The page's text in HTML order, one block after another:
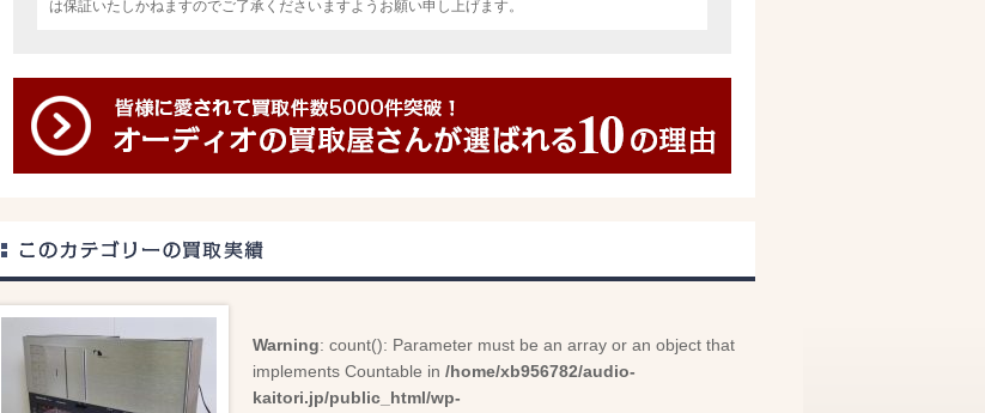
は保証いたしかねますのでご了承くださいますようお願い申し上げます。
Warning: count(): Parameter must be an array or an object that
implements Countable in /home/xb956782/audio-
kaitori.jp/public_html/wp-